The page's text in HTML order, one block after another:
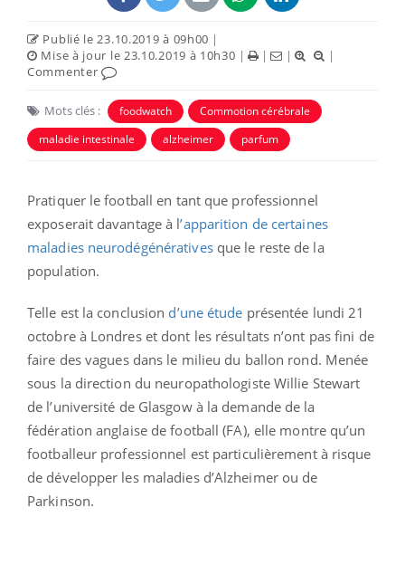
Publié le 23.10.2019 à 09h00 |
Mise à jour le 23.10.2019 à 10h30 | | |
|
Commenter
Mots clés : foodwatch
Commotion cérébrale
maladie intestinale
alzheimer parfum
Pratiquer le football en tant que professionnel
exposerait davantage à l’apparition de certaines
maladies neurodégénérativesque le reste de la
population.
Telle est la conclusion d’une étude présentée lundi 21
octobre à Londres et dont les résultats n’ont pas fini de
faire des vagues dans le milieu du ballon rond. Menée
sous la direction du neuropathologiste Willie Stewart
de l’université de Glasgow à la demande de la
fédération anglaise de football (FA), elle montre qu’un
footballeur professionnel est particulièrement à risque
de développer les maladies d’Alzheimer ou de
Parkinson.